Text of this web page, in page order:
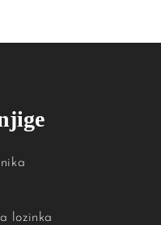
lozinka